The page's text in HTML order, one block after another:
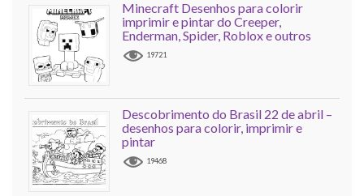
Minecraft Desenhos para colorir
imprimir e pintar do Creeper,
Enderman, Spider, Roblox e outros
19721
Descobrimento do Brasil 22 de abril –
desenhos para colorir, imprimir e
pintar
19468